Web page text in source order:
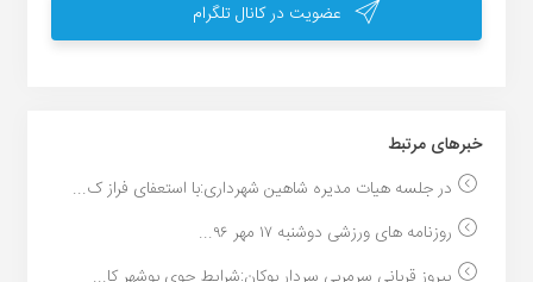
عضویت در کانال تلگرام
خبر‌های مرتبط
در جلسه هیات مدیره شاهین شهرداری:با استعفای فراز ک...
روزنامه های ورزشی دوشنبه ۱۷ مهر ۹۶...